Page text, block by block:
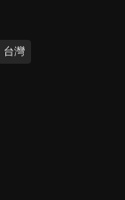
台灣